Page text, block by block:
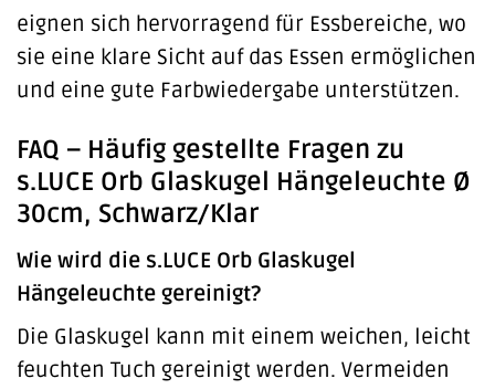
eignen sich hervorragend für Essbereiche, wo
sie eine klare Sicht auf das Essen ermöglichen
und eine gute Farbwiedergabe unterstützen.
FAQ – Häufig gestellte Fragen zu
s.LUCE Orb Glaskugel Hängeleuchte Ø
30cm, Schwarz/Klar
Wie wird die s.LUCE Orb Glaskugel
Hängeleuchte gereinigt?
Die Glaskugel kann mit einem weichen, leicht
feuchten Tuch gereinigt werden. Vermeiden